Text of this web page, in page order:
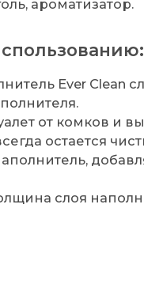
ароматизатор.
Ever Clean
от комков и
остается
слоя